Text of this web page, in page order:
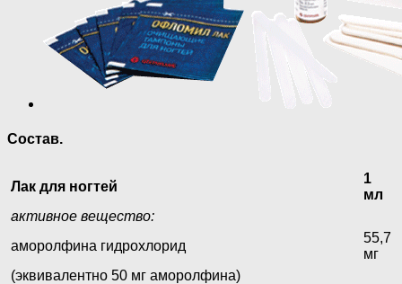
Состав.
Лак для ногтей
1
мл
активное вещество:
аморолфина гидрохлорид
55,7
мг
(эквивалентно 50 мг аморолфина)